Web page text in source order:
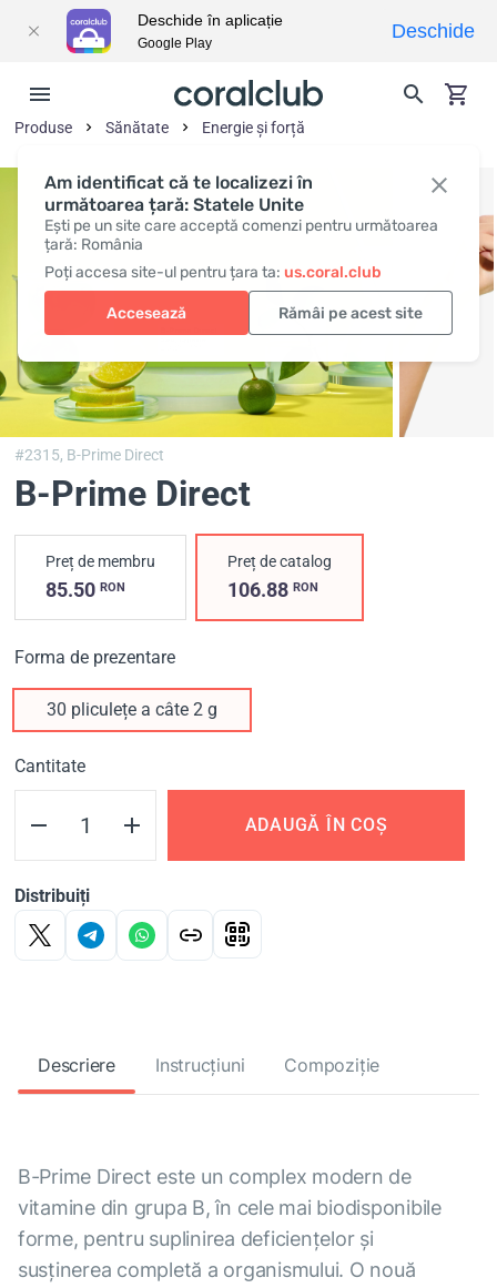
Am identificat că te localizezi în
următoarea țară: Statele Unite
Ești pe un site care acceptă comenzi pentru următoarea
țară: România
Poți accesa site-ul pentru țara ta: us.coral.club
Accesează Rămâi pe acest site
Produse Sănătate Energie și forță
#2315, B-Prime Direct
B-Prime Direct
Preț de membru
85.50 RON
Preț de catalog
106.88RON
Forma de prezentare
30 pliculețe a câte 2 g
Cantitate
ADAUGĂ ÎN COȘ
Distribuiți
Descriere Instrucțiuni Compoziție
B-Prime Direct este un complex modern de
vitamine din grupa B, în cele mai biodisponibile
forme, pentru suplinirea deficiențelor și
susținerea completă a organismului. O nouă
Deschide în aplicație
Google Play
Deschide